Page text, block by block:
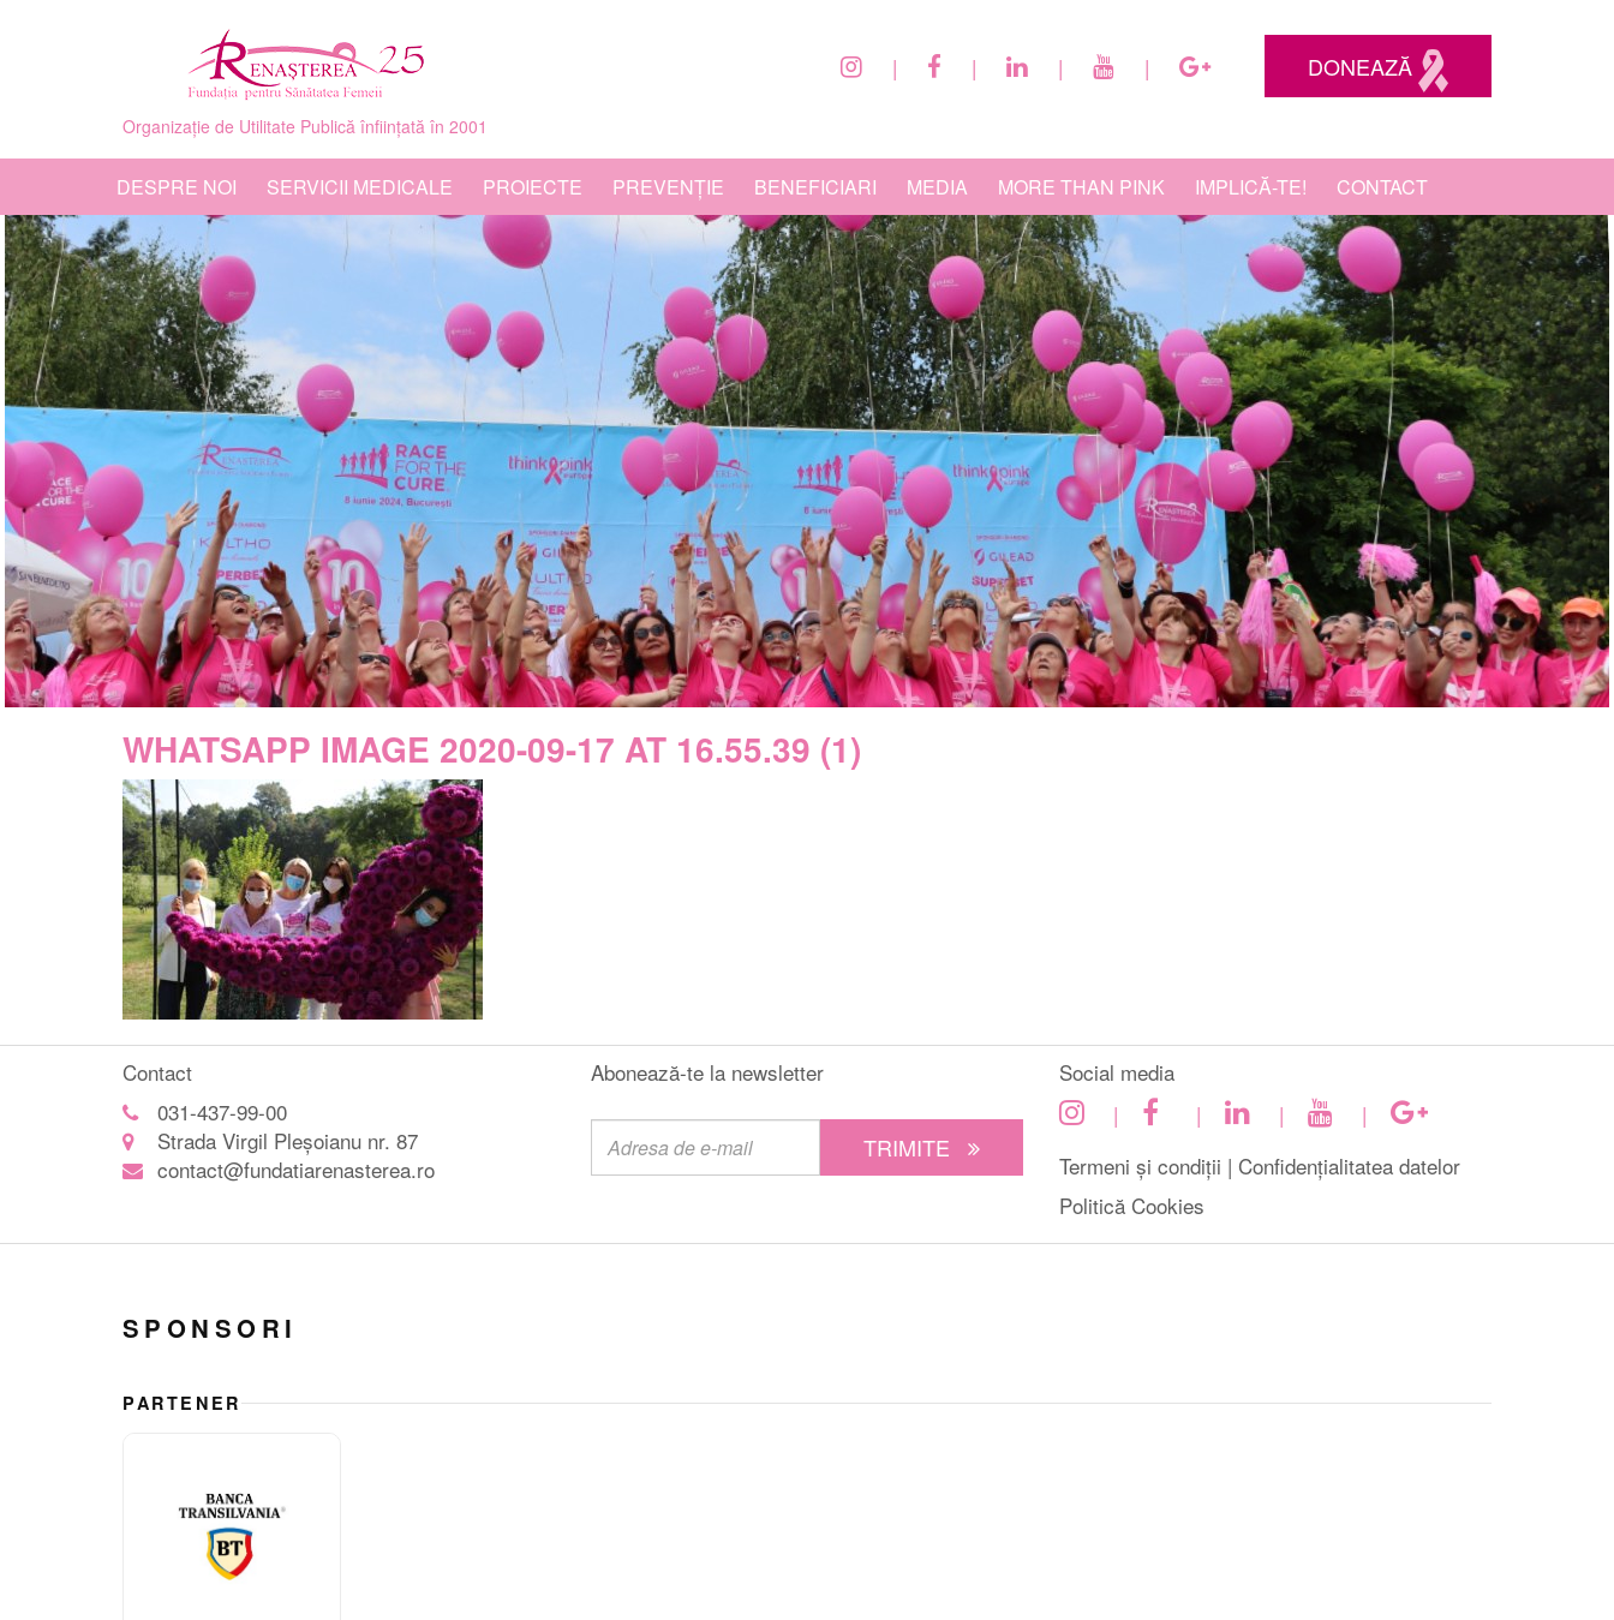
Organizație de Utilitate Publică înființată în 2001
| | | | DONEAZĂ
DESPRE NOI SERVICII MEDICALE PROIECTE PREVENȚIE BENEFICIARI MEDIA MORE THAN PINK IMPLICĂ-TE! CONTACT
WHATSAPP IMAGE 2020-09-17 AT 16.55.39 (1)
Contact
031-437-99-00
Strada Virgil Pleșoianu nr. 87
contact@fundatiarenasterea.ro
Abonează-te la newsletter
TRIMITE
Social media
|
| |
|
Termeni și condiții | Confidențialitatea datelor
Politică Cookies
SPONSORI
PARTENER